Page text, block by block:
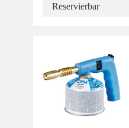
Reservierbar